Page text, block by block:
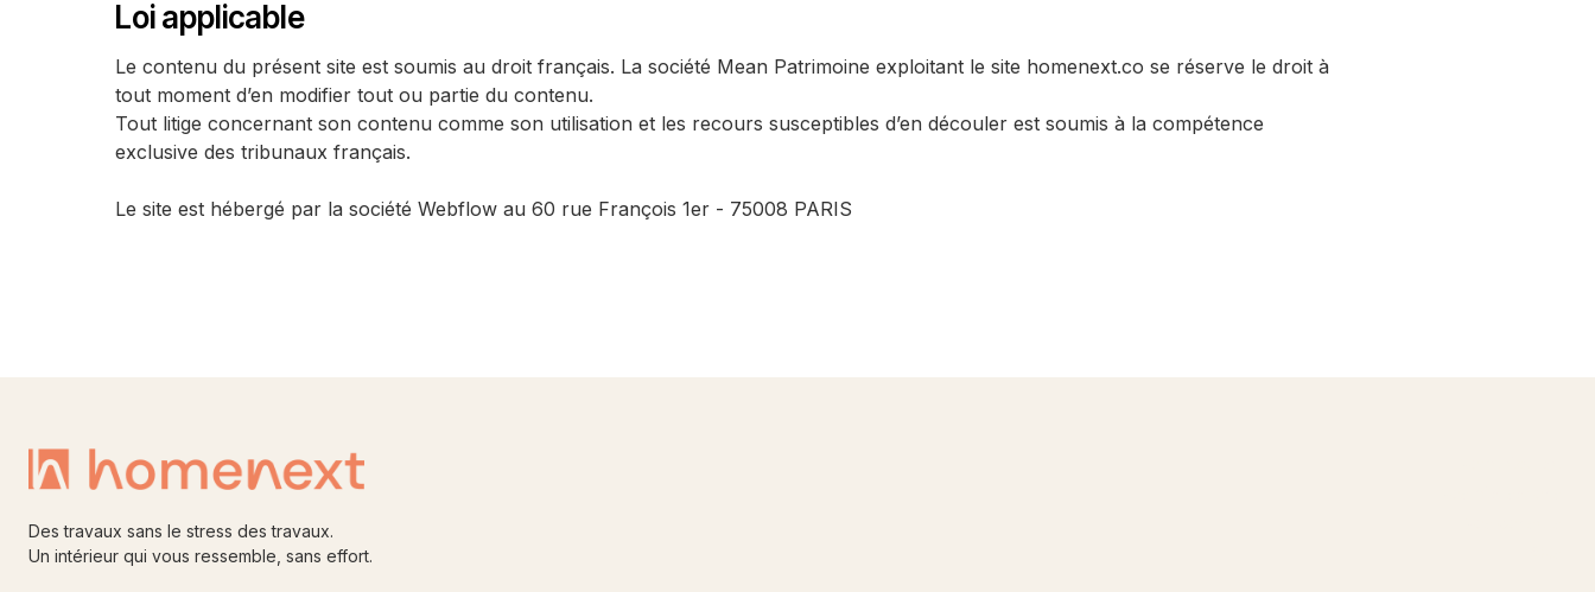
Loi applicable
Le contenu du présent site est soumis au droit français. La société Mean Patrimoine exploitant le site homenext.co se réserve le droit à
tout moment d’en modifier tout ou partie du contenu.
Tout litige concernant son contenu comme son utilisation et les recours susceptibles d’en découler est soumis à la compétence
exclusive des tribunaux français.
Le site est hébergé par la société Webflow au 60 rue François 1er - 75008 PARIS
Des travaux sans le stress des travaux.
Un intérieur qui vous ressemble, sans effort.